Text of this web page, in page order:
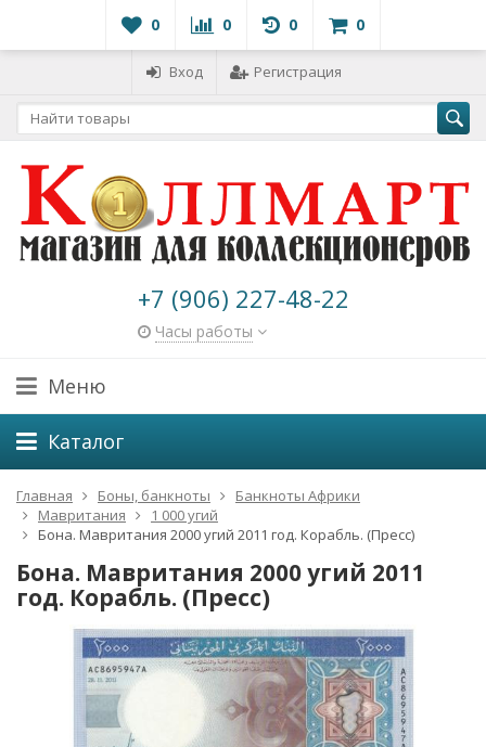
0 0 0 0
Вход Регистрация
+7 (906) 227-48-22
Часы работы
Меню
Каталог
Главная Боны, банкноты
Банкноты Африки
Мавритания
1 000 угий
Бона. Мавритания 2000 угий 2011 год. Корабль. (Пресс)
Бона. Мавритания 2000 угий 2011
год. Корабль. (Пресс)